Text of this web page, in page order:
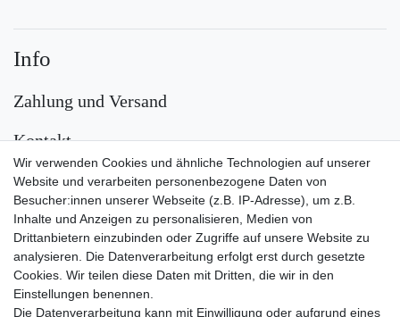
Wir verwenden Cookies und ähnliche Technologien auf unserer
Website und verarbeiten personenbezogene Daten von
Besucher:innen unserer Webseite (z.B. IP-Adresse), um z.B.
Inhalte und Anzeigen zu personalisieren, Medien von
Drittanbietern einzubinden oder Zugriffe auf unsere Website zu
analysieren. Die Datenverarbeitung erfolgt erst durch gesetzte
Cookies. Wir teilen diese Daten mit Dritten, die wir in den
Einstellungen benennen.
Die Datenverarbeitung kann mit Einwilligung oder aufgrund eines
Info
Zahlung und Versand
Kontakt
Versand